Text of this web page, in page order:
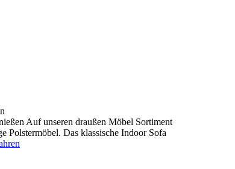
Auf unseren draußen Möbel Sortiment
Polstermöbel. Das klassische Indoor Sofa